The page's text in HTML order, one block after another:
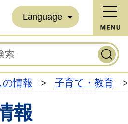
Language
の情報 > 子育て・教育 >
報